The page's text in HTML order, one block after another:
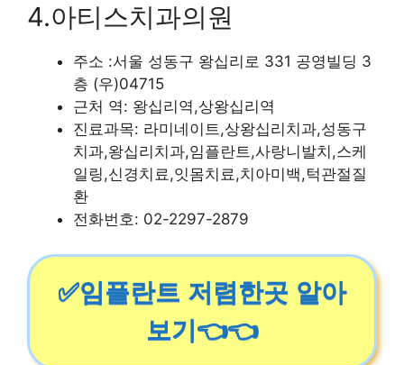
4.아티스치과의원
주소 :서울 성동구 왕십리로 331 공영빌딩 3
층 (우)04715
근처 역: 왕십리역,상왕십리역
진료과목: 라미네이트,상왕십리치과,성동구
치과,왕십리치과,임플란트,사랑니발치,스케
일링,신경치료,잇몸치료,치아미백,턱관절질
환
전화번호: 02-2297-2879
✅임플란트 저렴한곳 알아
보기👈👈